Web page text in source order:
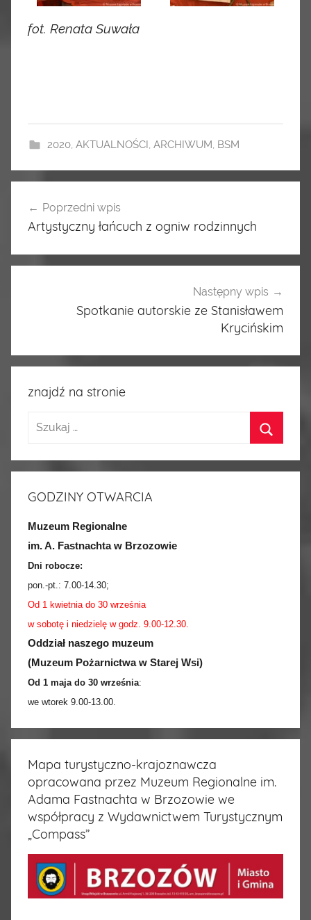
fot. Renata Suwała
2020, AKTUALNOŚCI, ARCHIWUM, BSM
Nawigacja
wpisu
Poprzedni wpis
Artystyczny łańcuch z ogniw rodzinnych
Następny wpis
Spotkanie autorskie ze Stanisławem
Krycińskim
znajdź na stronie
GODZINY OTWARCIA
Muzeum Regionalne
im. A. Fastnachta w Brzozowie
Dni robocze:
pon.-pt.: 7.00-14.30;
Od 1 kwietnia do 30 września
w sobotę i niedzielę w godz. 9.00-12.30.
Oddział naszego muzeum
(Muzeum Pożarnictwa w Starej Wsi)
Od 1 maja do 30 września:
we wtorek 9.00-13.00.
Mapa turystyczno-krajoznawcza
opracowana przez Muzeum Regionalne im.
Adama Fastnachta w Brzozowie we
współpracy z Wydawnictwem Turystycznym
„Compass”